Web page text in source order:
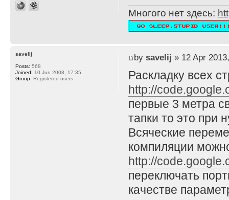
Многого нет здесь:
by savelij » 12 Apr
Раскладку всех
http://
первые 3 метра
тапки то это при
Всяческие
компиляции
http://
переключать
качестве
savelij
Posts: 568
Joined: 10 Jun 2008, 17:35
Group: Registered users